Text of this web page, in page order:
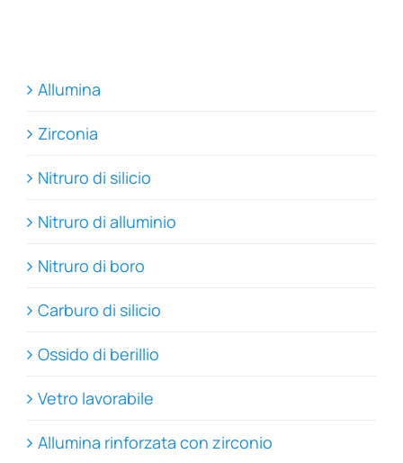
Allumina
Zirconia
Nitruro di silicio
Nitruro di alluminio
Nitruro di boro
Carburo di silicio
Ossido di berillio
Vetro lavorabile
Allumina rinforzata con zirconio